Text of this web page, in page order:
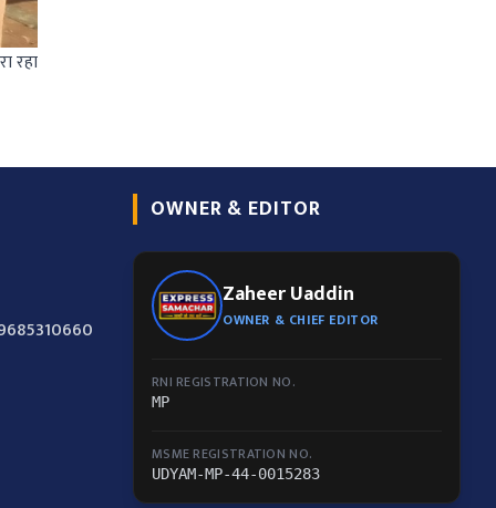
रहा
OWNER & EDITOR
Zaheer Uaddin
OWNER & CHIEF EDITOR
RNI REGISTRATION NO.
MP
MSME REGISTRATION NO.
UDYAM-MP-44-0015283